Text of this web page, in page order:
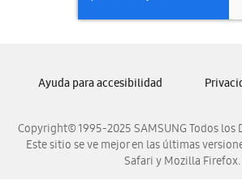
Samsung Panamá
Samsung Venezuela
Copyright© 1995-2025 SAMSUNG Todos los
Este sitio se ve mejor en las últimas
Safari y Mozilla Firefox.
Ayuda para accesibilidad